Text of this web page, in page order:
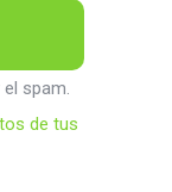
spam.
de tus